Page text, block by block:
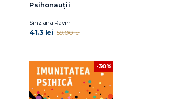
Psihonauții
Sinziana Ravini
41.3 lei 59.00 lei
-30%